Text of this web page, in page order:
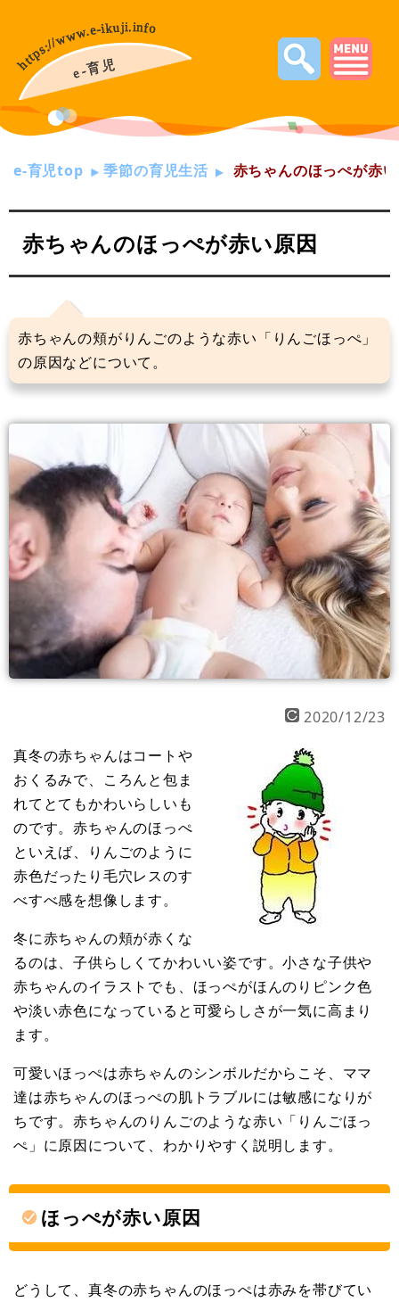
e-育児top 季節の育児生活 赤ちゃんのほっぺが赤
赤ちゃんのほっぺが赤い原因
赤ちゃんの頬がりんごのような赤い「りんごほっぺ」
の原因などについて。
2020/12/23
真冬の赤ちゃんはコートや
おくるみで、ころんと包ま
れてとてもかわいらしいも
のです。赤ちゃんのほっぺ
といえば、りんごのように
赤色だったり毛穴レスのす
べすべ感を想像します。
冬に赤ちゃんの頬が赤くな
るのは、子供らしくてかわいい姿です。小さな子供や
赤ちゃんのイラストでも、ほっぺがほんのりピンク色
や淡い赤色になっていると可愛らしさが一気に高まり
ます。
可愛いほっぺは赤ちゃんのシンボルだからこそ、ママ
達は赤ちゃんのほっぺの肌トラブルには敏感になりが
ちです。赤ちゃんのりんごのような赤い「りんごほっ
ぺ」に原因について、わかりやすく説明します。
ほっぺが赤い原因
どうして、真冬の赤ちゃんのほっぺは赤みを帯びてい